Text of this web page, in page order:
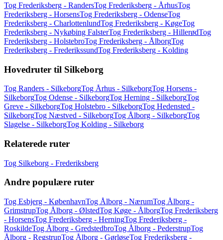
Tog Frederiksberg - RandersTog Frederiksberg - ÅrhusTog
Frederiksberg - HorsensTog Frederiksberg - OdenseTog
Frederiksberg - CharlottenlundTog Frederiksberg - KøgeTog
Frederiksberg - Nykøbing FalsterTog Frederiksberg - HillerødTog
Frederiksberg - HolstebroTog Frederiksberg - ÅlborgTog
Frederiksberg - FrederikssundTog Frederiksberg - Kolding
Hovedruter til Silkeborg
Tog Randers - SilkeborgTog Århus - SilkeborgTog Horsens -
SilkeborgTog Odense - SilkeborgTog Herning - SilkeborgTog
Greve - SilkeborgTog Holstebro - SilkeborgTog Hedensted -
SilkeborgTog Næstved - SilkeborgTog Ålborg - SilkeborgTog
Slagelse - SilkeborgTog Kolding - Silkeborg
Relaterede ruter
Tog Silkeborg - Frederiksberg
Andre populære ruter
Tog Esbjerg - KøbenhavnTog Ålborg - NærumTog Ålborg -
GrimstrupTog Ålborg - ØlstedTog Køge - ÅlborgTog Frederiksberg
- HorsensTog Frederiksberg - HerningTog Frederiksberg -
RoskildeTog Ålborg - GredstedbroTog Ålborg - PederstrupTog
Ålborg - RegstrupTog Ålborg - GørløseTog Frederiksberg -